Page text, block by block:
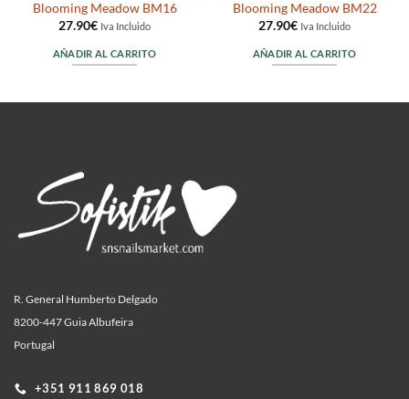
Blooming Meadow BM16
27.90€ Iva Incluido
AÑADIR AL CARRITO
Blooming Meadow BM22
27.90€ Iva Incluido
AÑADIR AL CARRITO
R. General Humberto Delgado
8200-447 Guia Albufeira
Portugal
+351 911 869 018